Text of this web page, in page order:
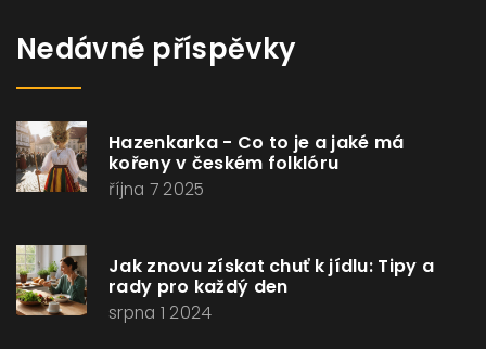
Nedávné příspěvky
Hazenkarka - Co to je a jaké má
kořeny v českém folklóru
října 7 2025
Jak znovu získat chuť k jídlu: Tipy a
rady pro každý den
srpna 1 2024